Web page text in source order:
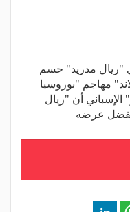
"ريال مدريد" حسم
مهاجم "بوروسيا
الإسباني أن "ريال
عرضه